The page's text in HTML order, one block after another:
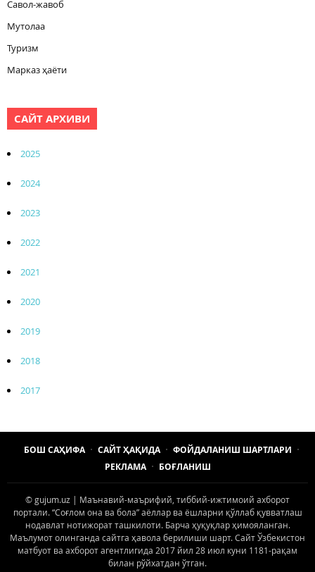
Савол-жавоб
Мутолаа
Туризм
Марказ ҳаёти
САЙТ АРХИВИ
2025
2024
2023
2022
2021
2020
2019
2018
2017
БОШ САҲИФА САЙТ ҲАҚИДА
ФОЙДАЛАНИШ ШАРТЛАРИ
РЕКЛАМА
БОҒЛАНИШ
© gujum.uz | Маънавий-маърифий, тиббий-ижтимоий ахборот
портали. “Соғлом она ва бола” аёллар ва ёшларни қўллаб қувватлаш
нодавлат нотижорат ташкилоти. Барча ҳуқуқлар ҳимояланган.
Маълумот олинганда сайтга ҳавола берилиши шарт. Сайт Ўзбекистон
матбуот ва ахборот агентлигида 2017 йил 28 июл куни 1181-рақам
билан рўйхатдан ўтган.